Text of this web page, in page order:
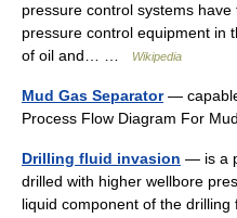
pressure control systems
pressure control equipment in
of oil and… …
Wikipedia
Mud Gas Separator—
Process Flow Diagram For
Drilling fluid invasion — is a
drilled with higher wellbore
liquid component of the